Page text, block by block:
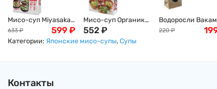
Мисо-суп Miyasaka,
с белой пастой,
ассорти, 12 порций,
20 порций 193гр
633 ₽ 599₽
Мисо-суп Органик
MARUKOME (тофу,
вакаме, зеленый
лук, тофу и
552₽
Водоросли
100г
220 ₽
Категории: Японские мисо-супы,Супы
Контакты